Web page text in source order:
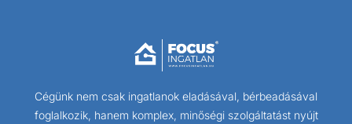
Cégünk nem csak ingatlanok eladásával, bérbeadásával
foglalkozik, hanem komplex, minőségi szolgáltatást nyújt